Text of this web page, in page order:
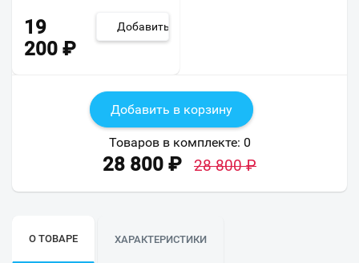
19
200 ₽
Добавить
Добавить в корзину
Товаров в комплекте: 0
28 800 ₽ 28 800₽
О ТОВАРЕ ХАРАКТЕРИСТИКИ